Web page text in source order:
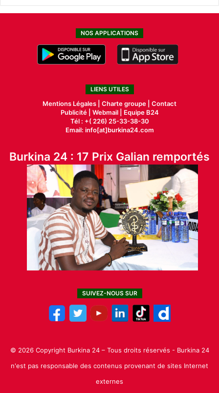
NOS APPLICATIONS
LIENS UTILES
Mentions Légales | Charte groupe | Contact
Publicité| Webmail |
Equipe B24
Tél : +( 226) 25-33-38-30
Email: info[at]burkina24.com
Burkina 24 : 17 Prix Galian remportés
SUIVEZ-NOUS SUR
© 2026 Copyright Burkina 24 – Tous droits réservés - Burkina 24
n'est pas responsable des contenus provenant de sites Internet
externes